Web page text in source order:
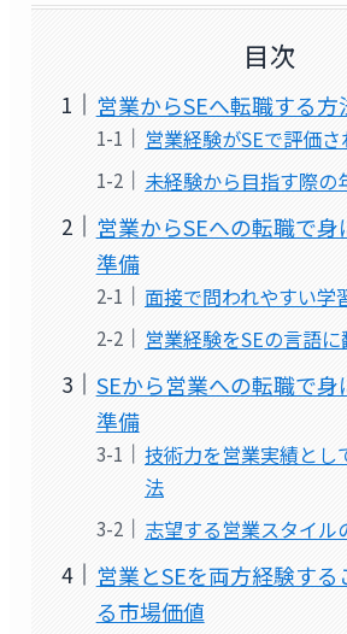
目次
営業からSEへ転職する方
営業経験がSEで評価
未経験から目指す際の
営業からSEへの転職で身
準備
面接で問われやすい学
営業経験をSEの言語
SEから営業への転職で身
準備
技術力を営業実績とし
法
志望する営業スタイル
営業とSEを両方経験す
る市場価値